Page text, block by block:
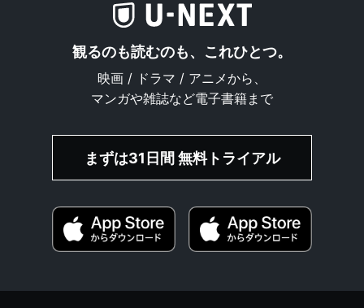
観るのも読むのも、これひとつ。
映画 / ドラマ / アニメから、
マンガや雑誌など電子書籍まで
まずは31日間 無料トライアル